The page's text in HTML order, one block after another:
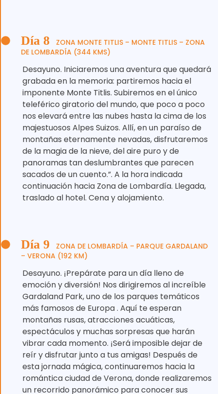
Día 8
ZONA MONTE TITLIS – MONTE TITLIS – ZONA
DE LOMBARDÍA (344 KMS)
Desayuno. Iniciaremos una aventura que quedará
grabada en la memoria: partiremos hacia el
imponente Monte Titlis. Subiremos en el único
teleférico giratorio del mundo, que poco a poco
nos elevará entre las nubes hasta la cima de los
majestuosos Alpes Suizos. Allí, en un paraíso de
montañas eternamente nevadas, disfrutaremos
de la magia de la nieve, del aire puro y de
panoramas tan deslumbrantes que parecen
sacados de un cuento.”. A la hora indicada
continuación hacia Zona de Lombardía. Llegada,
traslado al hotel. Cena y alojamiento.
Día 9
ZONA DE LOMBARDÍA – PARQUE GARDALAND
– VERONA (192 KM)
Desayuno. ¡Prepárate para un día lleno de
emoción y diversión! Nos dirigiremos al increíble
Gardaland Park, uno de los parques temáticos
más famosos de Europa . Aquí te esperan
montañas rusas, atracciones acuáticas,
espectáculos y muchas sorpresas que harán
vibrar cada momento. ¡Será imposible dejar de
reír y disfrutar junto a tus amigas! Después de
esta jornada mágica, continuaremos hacia la
romántica ciudad de Verona, donde realizaremos
un recorrido panorámico para conocer sus